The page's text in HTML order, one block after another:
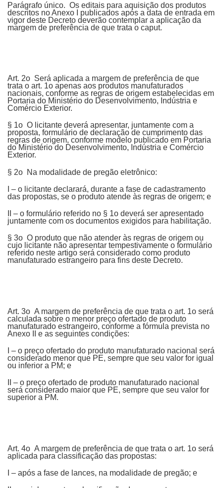
Parágrafo único. Os editais para aquisição dos produtos
descritos no Anexo I publicados após a data de entrada em
vigor deste Decreto deverão contemplar a aplicação da
margem de preferência de que trata o caput.
Art. 2o Será aplicada a margem de preferência de que
trata o art. 1o apenas aos produtos manufaturados
nacionais, conforme as regras de origem estabelecidas em
Portaria do Ministério do Desenvolvimento, Indústria e
Comércio Exterior.
§ 1o O licitante deverá apresentar, juntamente com a
proposta, formulário de declaração de cumprimento das
regras de origem, conforme modelo publicado em Portaria
do Ministério do Desenvolvimento, Indústria e Comércio
Exterior.
§ 2o Na modalidade de pregão eletrônico:
I – o licitante declarará, durante a fase de cadastramento
das propostas, se o produto atende às regras de origem; e
II – o formulário referido no § 1o deverá ser apresentado
juntamente com os documentos exigidos para habilitação.
§ 3o O produto que não atender às regras de origem ou
cujo licitante não apresentar tempestivamente o formulário
referido neste artigo será considerado como produto
manufaturado estrangeiro para fins deste Decreto.
Art. 3o A margem de preferência de que trata o art. 1o será
calculada sobre o menor preço ofertado de produto
manufaturado estrangeiro, conforme a fórmula prevista no
Anexo II e as seguintes condições:
I – o preço ofertado do produto manufaturado nacional será
considerado menor que PE, sempre que seu valor for igual
ou inferior a PM; e
II – o preço ofertado de produto manufaturado nacional
será considerado maior que PE, sempre que seu valor for
superior a PM.
Art. 4o A margem de preferência de que trata o art. 1o será
aplicada para classificação das propostas:
I – após a fase de lances, na modalidade de pregão; e